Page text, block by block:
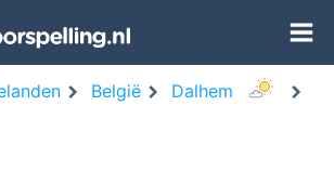
België
Dalhem